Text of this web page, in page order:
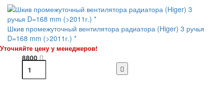
Шкив промежуточный вентилятора радиатора (Higer) 3 ручья
D=168 mm (>2011г.) *
Уточняйте цену у менеджеров!
8800